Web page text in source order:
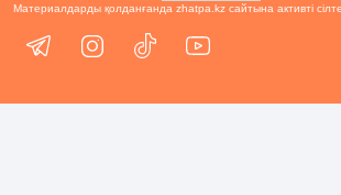
Материалдарды қолданғанда zhatpa.kz сайтына активті